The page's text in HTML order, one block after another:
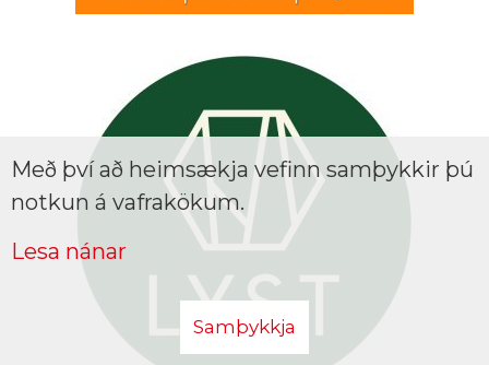
Með því að heimsækja vefinn samþykkir þú
notkun á vafrakökum.
Lesa nánar
Samþykkja